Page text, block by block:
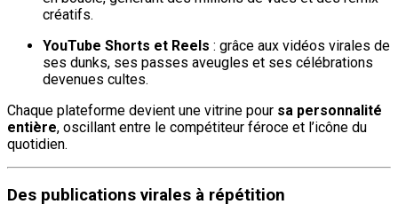
créatifs.
YouTube Shorts et Reels : grâce aux vidéos virales de
ses dunks, ses passes aveugles et ses célébrations
devenues cultes.
Chaque plateforme devient une vitrine pour sa personnalité
entière, oscillant entre le compétiteur féroce et l’icône du
quotidien.
Des publications virales à répétition